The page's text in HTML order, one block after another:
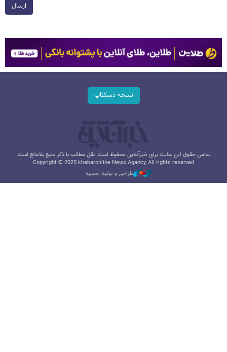
ارسال
نسخه دسکتاپ
تمامی حقوق این سایت برای خبرآنلاین محفوظ است. نقل مطالب با ذکر منبع بلامانع است.
Copyright © 2025 khabaronline News Agancy, All rights reserved
طراحی و تولید: نستوه